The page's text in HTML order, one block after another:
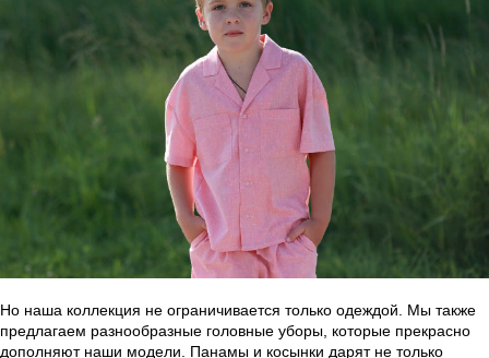
Но наша коллекция не ограничивается только одеждой. Мы также
предлагаем разнообразные головные уборы, которые прекрасно
дополняют наши модели. Панамы и косынки дарят не только